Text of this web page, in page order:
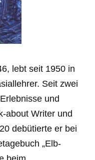
lebt seit 1950 in
Seit zwei
und
about Writer und
debütierte er bei
„Elb-